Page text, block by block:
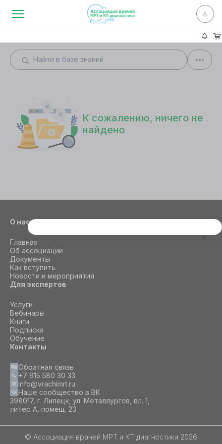
К сожалению, ничего не
найдено
О нас
Главная
Об ассоциации
Документы
Как вступить
Новости и мероприятия
Для экспертов
Услуги
Вебинары
Книги
Подписка
Обучение
Контакты
Обратная связь
+7 915 580 30 33
info@vrachimrt.ru
Наше сообщество в ВК
398017, г. Липецк, ул. Металлургов, вл. 1,
литер А, помещ. 23
© Ассоциация врачей МРТ и КТ диагностики 2026
Этот сайт использует cookie
Для корректной работы данного сайта
необходимы файлы cookie
СОГЛАСИЕ